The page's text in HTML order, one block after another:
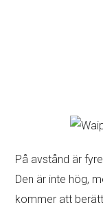
På avstånd är
Den är inte hög,
kommer att